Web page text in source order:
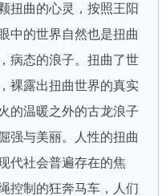
扭曲的心灵，按照王阳
中的世界自然也是扭曲
病态的浪子。扭曲了世
裸露出扭曲世界的真实
的温暖之外的古龙浪子
强与美丽。人性的扭曲
代社会普遍存在的焦
控制的狂奔马车，人们